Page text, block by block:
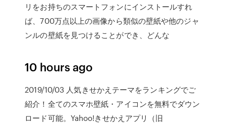
リをお持ちのスマートフォンにインストールすれ
ば、700万点以上の画像から類似の壁紙や他のジャ
ンルの壁紙を見つけることができ、どんな
10 hours ago
2019/10/03 人気きせかえテーマをランキングでご
紹介！全てのスマホ壁紙・アイコンを無料でダウン
ロード可能。Yahoo!きせかえアプリ（旧